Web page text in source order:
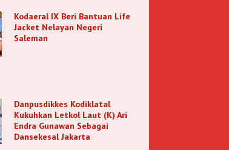
Kodaeral IX Beri Bantuan Life
Jacket Nelayan Negeri
Saleman
Danpusdikkes Kodiklatal
Kukuhkan Letkol Laut (K) Ari
Endra Gunawan Sebagai
Dansekesal Jakarta